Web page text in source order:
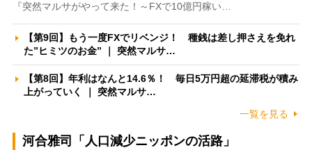
『突然マルサがやって来た！～FXで10億円稼い…
【第9回】もう一度FXでリベンジ！ 種銭は差し押さえを免れ
た”ヒミツのお金” ｜ 突然マルサ…
【第8回】年利はなんと14.6％！ 毎日5万円超の延滞税が積み
上がっていく ｜ 突然マルサ…
一覧を見る
河合雅司「人口減少ニッポンの活路」